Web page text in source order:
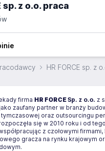
sp. z o.o. praca
HR FORCE sp. z
firma HR FORCE Sp. z o.o. z
zaufany partner w branży
tymczasowej oraz outsourcingu
się w 2010 roku i od
z czołowymi
gracza na rynku krajowym